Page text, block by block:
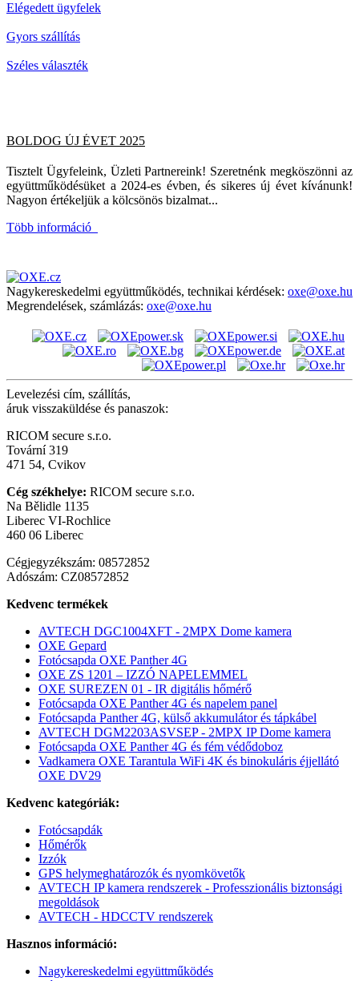
Elégedett ügyfelek
Gyors szállítás
Széles választék
BOLDOG ÚJ ÉVET 2025
Tisztelt Ügyfeleink, Üzleti Partnereink! Szeretnénk megköszönni az
együttműködésüket a 2024-es évben, és sikeres új évet kívánunk!
Nagyon értékeljük a kölcsönös bizalmat...
Több információ
Nagykereskedelmi együttműködés, technikai kérdések: oxe@oxe.hu
Megrendelések, számlázás: oxe@oxe.hu
Levelezési cím, szállítás,
áruk visszaküldése és panaszok:
RICOM secure s.r.o.
Tovární 319
471 54, Cvikov
Cég székhelye: RICOM secure s.r.o.
Na Bělidle 1135
Liberec VI-Rochlice
460 06 Liberec
Cégjegyzékszám: 08572852
Adószám: CZ08572852
Kedvenc termékek
AVTECH DGC1004XFT - 2MPX Dome kamera
OXE Gepard
Fotócsapda OXE Panther 4G
OXE ZS 1201 – IZZÓ NAPELEMMEL
OXE SUREZEN 01 - IR digitális hőmérő
Fotócsapda OXE Panther 4G és napelem panel
Fotócsapda Panther 4G, külső akkumulátor és tápkábel
AVTECH DGM2203ASVSEP - 2MPX IP Dome kamera
Fotócsapda OXE Panther 4G és fém védődoboz
Vadkamera OXE Tarantula WiFi 4K és binokuláris éjjellátó
OXE DV29
Kedvenc kategóriák:
Fotócsapdák
Hőmérők
Izzók
GPS helymeghatározók és nyomkövetők
AVTECH IP kamera rendszerek - Professzionális biztonsági
megoldások
AVTECH - HDCCTV rendszerek
Hasznos információ:
Nagykereskedelmi együttműködés